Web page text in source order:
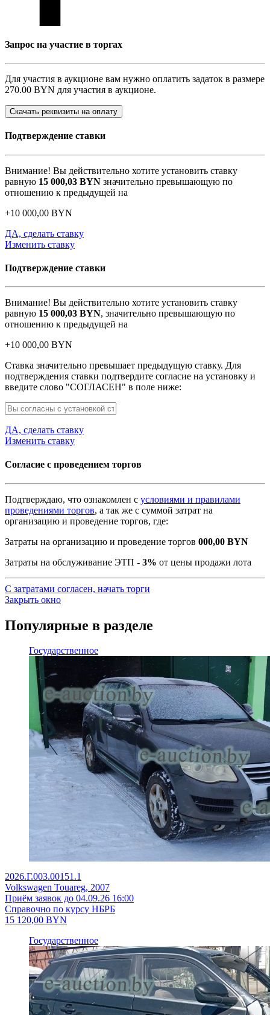
Запрос на участие в торгах
Для участия в аукционе вам нужно оплатить задаток в размере
270.00 BYN для участия в аукционе.
Скачать реквизиты на оплату
Подтверждение ставки
Внимание! Вы действительно хотите установить ставку
равную 15 000,03 BYN значительно превышающую по
отношению к предыдущей на
+10 000,00 BYN
ДА, сделать ставку
Изменить ставку
Подтверждение ставки
Внимание! Вы действительно хотите установить ставку
равную 15 000,03 BYN, значительно превышающую по
отношению к предыдущей на
+10 000,00 BYN
Ставка значительно превышает предыдущую ставку. Для
подтверждения ставки подтвердите согласие на установку и
введите слово "СОГЛАСЕН" в поле ниже:
ДА, сделать ставку
Изменить ставку
Согласие с проведением торгов
Подтверждаю, что ознакомлен с условиями и правилами
проведениями торгов, а так же с суммой затрат на
организацию и проведение торгов, где:
Затраты на организацию и проведение торгов 000,00 BYN
Затраты на обслуживание ЭТП - 3% от цены продажи лота
С затратами согласен, начать торги
Закрыть окно
Популярные в разделе
Государственное
2026.Г.003.00151.1
Volkswagen Touareg, 2007
Приём заявок до 04.09.26 16:00
Справочно по курсу НБРБ
15 120,00 BYN
Государственное